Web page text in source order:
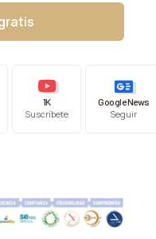
1K
Suscríbete
Google News
Seguir